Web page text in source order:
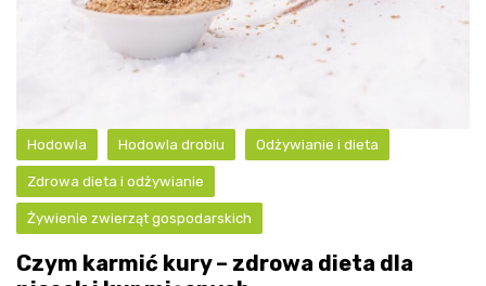
Hodowla Hodowla drobiu Odżywianie i dieta
Zdrowa dieta i odżywianie
Żywienie zwierząt gospodarskich
Czym karmić kury – zdrowa dieta dla